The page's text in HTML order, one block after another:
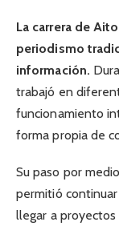
La carrera de
periodismo
información.
trabajó en
funcionamiento
forma propia de
Su paso por
permitió
llegar a